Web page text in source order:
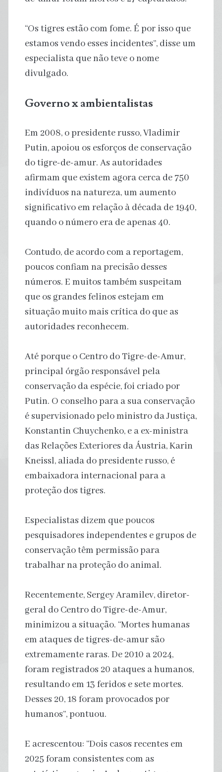
“Os tigres estão com fome. É por isso que
estamos vendo esses incidentes”, disse um
especialista que não teve o nome
divulgado.
Governo x ambientalistas
Em 2008, o presidente russo, Vladimir
Putin, apoiou os esforços de conservação
do tigre-de-amur. As autoridades
afirmam que existem agora cerca de 750
indivíduos na natureza, um aumento
significativo em relação à década de 1940,
quando o número era de apenas 40.
Contudo, de acordo com a reportagem,
poucos confiam na precisão desses
números. E muitos também suspeitam
que os grandes felinos estejam em
situação muito mais crítica do que as
autoridades reconhecem.
Até porque o Centro do Tigre-de-Amur,
principal órgão responsável pela
conservação da espécie, foi criado por
Putin. O conselho para a sua conservação
é supervisionado pelo ministro da Justiça,
Konstantin Chuychenko, e a ex-ministra
das Relações Exteriores da Áustria, Karin
Kneissl, aliada do presidente russo, é
embaixadora internacional para a
proteção dos tigres.
Especialistas dizem que poucos
pesquisadores independentes e grupos de
conservação têm permissão para
trabalhar na proteção do animal.
Recentemente, Sergey Aramilev, diretor-
geral do Centro do Tigre-de-Amur,
minimizou a situação. “Mortes humanas
em ataques de tigres-de-amur são
extremamente raras. De 2010 a 2024,
foram registrados 20 ataques a humanos,
resultando em 13 feridos e sete mortes.
Desses 20, 18 foram provocados por
humanos”, pontuou.
E acrescentou: “Dois casos recentes em
2025 foram consistentes com as